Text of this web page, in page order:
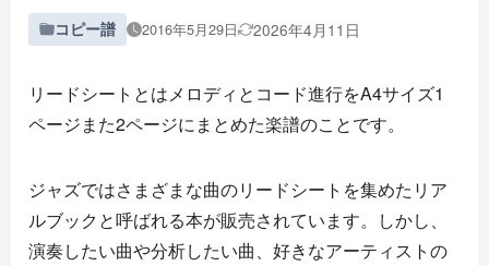
コピー譜 2016年5月29日 2026年4月11日
リードシートとはメロディとコード進行をA4サイズ1
ページまた2ページにまとめた楽譜のことです。
ジャズではさまざまな曲のリードシートを集めたリア
ルブックと呼ばれる本が販売されています。しかし、
演奏したい曲や分析したい曲、好きなアーティストの